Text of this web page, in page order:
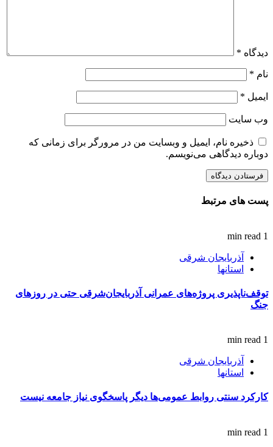
دیدگاه *
نام *
ایمیل *
وب‌ سایت
ذخیره نام، ایمیل و وبسایت من در مرورگر برای زمانی که
دوباره دیدگاهی می‌نویسم.
پست های مرتبط
1 min read
آذربایجان شرقی
استانها
توقف‌ناپذیری پروژه‌های عمرانی آذربایجان‌شرقی حتی در روزهای
جنگ
1 min read
آذربایجان شرقی
استانها
کارکرد سنتی روابط عمومی‌ها دیگر پاسخگوی نیاز جامعه نیست
1 min read